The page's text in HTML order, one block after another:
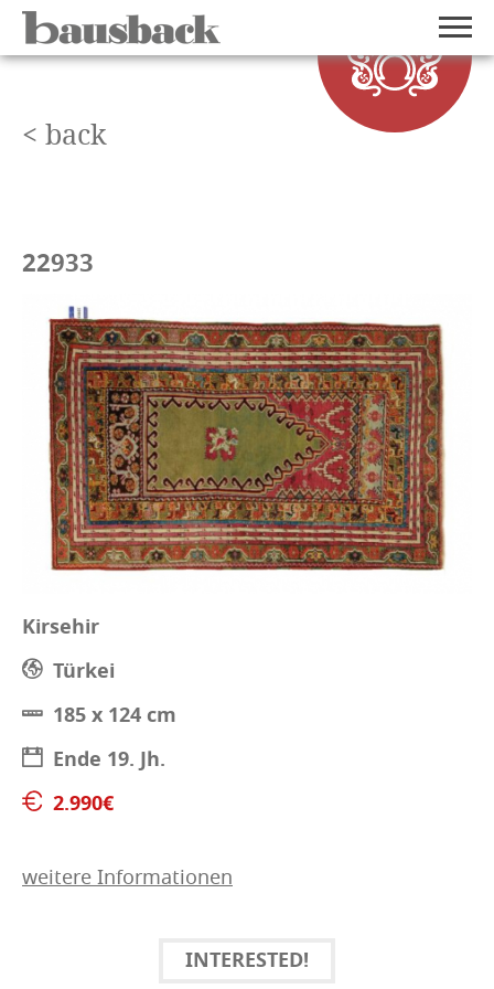
< back
22933
Kirsehir
Türkei
185 x 124 cm
Ende 19. Jh.
2.990€
weitere Informationen
INTERESTED!